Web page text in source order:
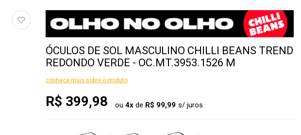
ÓCULOS DE SOL MASCULINO CHILLI BEANS TREND
REDONDO VERDE - OC.MT.3953.1526 M
conheça mais sobre o produto
R$ 399,98 ou4x de R$ 99,99